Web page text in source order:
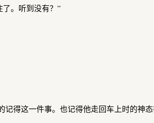
。听到没有？”
得这一件事。也记得他走回车上时的神态